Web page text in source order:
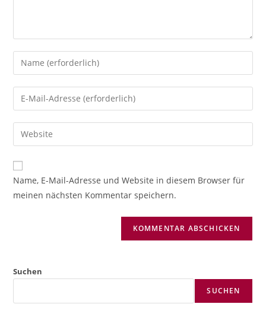
Gib
deinen
Namen
oder
zum
Kommentieren
ein
Gib
deine
E-
Mail-
zum
Kommentieren
ein
Gib
deine
Website-
URL
Name, E-Mail-Adresse und Website in diesem Browser für
meinen nächsten Kommentar speichern.
Suchen
SUCHEN